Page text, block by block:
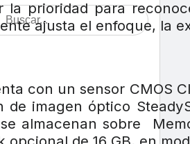
la prioridad para
ajusta el enfoque, la
con un sensor CMOS
de imagen óptico
se almacenan sobre